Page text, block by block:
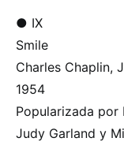
● IX
Smile
Charles Chaplin,
1954
Popularizada por
Judy Garland y